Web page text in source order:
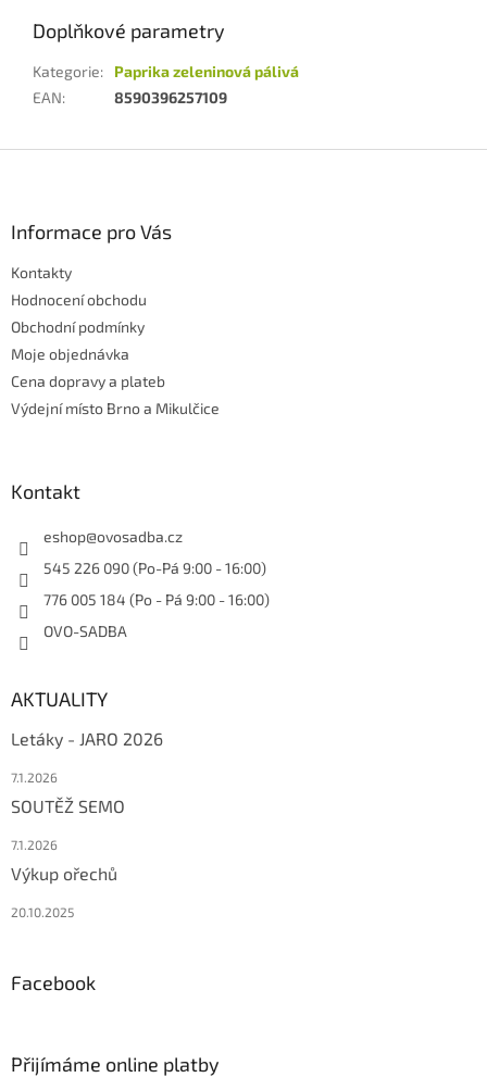
Doplňkové parametry
Kategorie:
Paprika zeleninová pálivá
EAN: 8590396257109
Informace pro Vás
Kontakty
Hodnocení obchodu
Obchodní podmínky
Moje objednávka
Cena dopravy a plateb
Výdejní místo Brno a Mikulčice
Kontakt
eshop@ovosadba.cz
545 226 090 (Po-Pá 9:00 - 16:00)
776 005 184 (Po - Pá 9:00 - 16:00)
OVO-SADBA
AKTUALITY
Letáky - JARO 2026
7.1.2026
SOUTĚŽ SEMO
7.1.2026
Výkup ořechů
20.10.2025
Facebook
Přijímáme online platby